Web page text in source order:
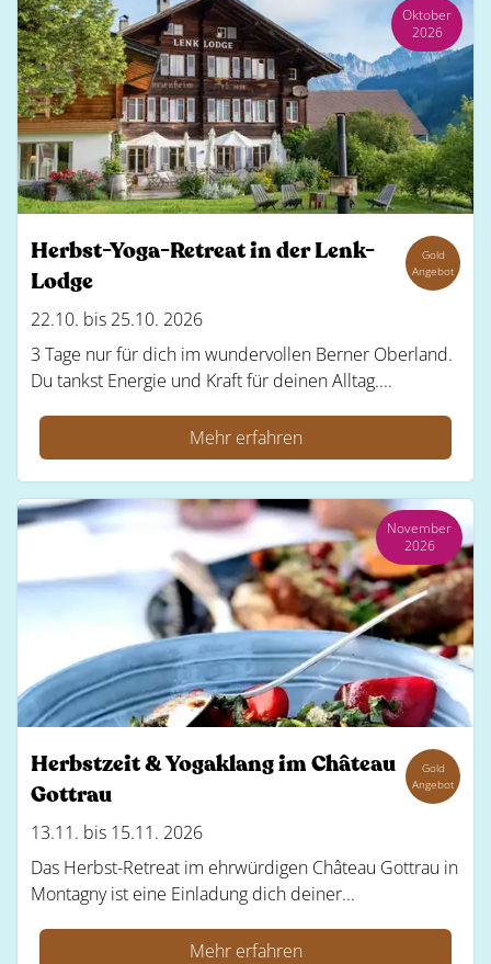
Oktober
2026
Herbst-Yoga-Retreat in der Lenk-
Lodge
Gold
Angebot
22.10. bis 25.10. 2026
3 Tage nur für dich im wundervollen Berner Oberland.
Du tankst Energie und Kraft für deinen Alltag....
Mehr erfahren
November
2026
Herbstzeit & Yogaklang im Château
Gottrau
Gold
Angebot
13.11. bis 15.11. 2026
Das Herbst-Retreat im ehrwürdigen Château Gottrau in
Montagny ist eine Einladung dich deiner...
Mehr erfahren